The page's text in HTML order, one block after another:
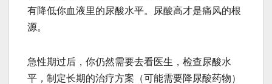
有降低你血液里的尿酸水平。尿酸高才是痛风的根
源。
急性期过后，你仍然需要去看医生，检查尿酸水
平，制定长期的治疗方案（可能需要降尿酸药物）